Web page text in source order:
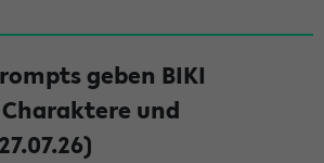
geben BIKI
und